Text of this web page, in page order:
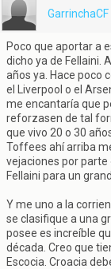
GarrinchaCF
Poco que aportar a
dicho ya de Fellaini.
años ya. Hace poco
el Liverpool o el
me encantaría que
reforzasen de tal
que vivo 20 o 30
Toffees ahí arriba
vejaciones por parte
Fellaini para un
Y me uno a la
se clasifique a una
posee es increíble
década. Creo que
Escocia. Croacia